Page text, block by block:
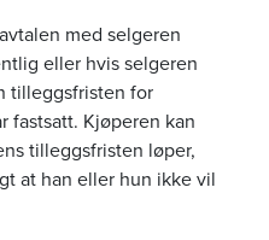
med selgeren
eller hvis selgeren
tilleggsfristen for
fastsatt. Kjøperen kan
tilleggsfristen løper,
at han eller hun ikke vil